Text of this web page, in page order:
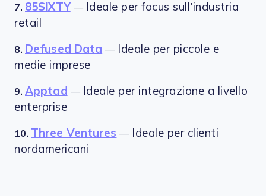
7. 85SIXTY — Ideale per focus sull’industria
retail
8. Defused Data —
Ideale per piccole e
medie imprese
9. Apptad — Ideale per integrazione a livello
enterprise
10. Three Ventures —
Ideale per clienti
nordamericani